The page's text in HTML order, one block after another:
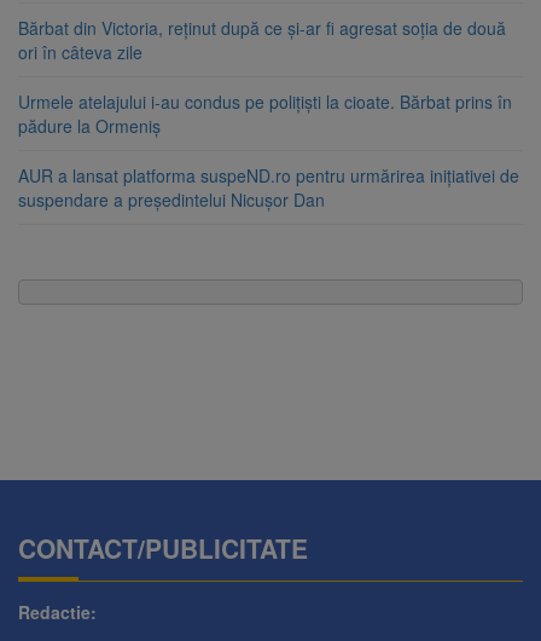
Bărbat din Victoria, reținut după ce și-ar fi agresat soția de două
ori în câteva zile
Urmele atelajului i-au condus pe polițiști la cioate. Bărbat prins în
pădure la Ormeniș
AUR a lansat platforma suspeND.ro pentru urmărirea inițiativei de
suspendare a președintelui Nicușor Dan
CONTACT/PUBLICITATE
Redactie: